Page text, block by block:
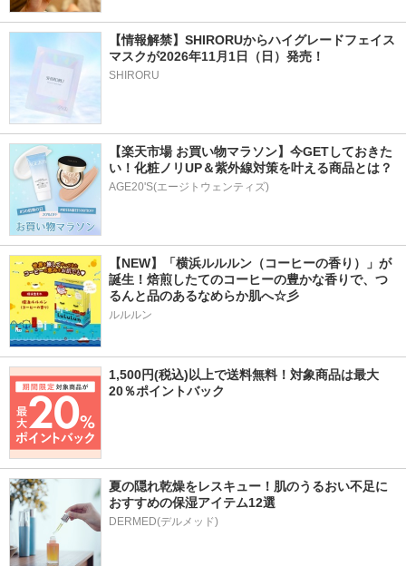
【情報解禁】SHIRORUからハイグレードフェイス
マスクが2026年11月1日（日）発売！
SHIRORU
【楽天市場 お買い物マラソン】今GETしておきた
い！化粧ノリUP＆紫外線対策を叶える商品とは？
AGE20'S(エージトウェンティズ)
【NEW】「横浜ルルルン（コーヒーの香り）」が
誕生！焙煎したてのコーヒーの豊かな香りで、つ
るんと品のあるなめらか肌へ☆彡
ルルルン
1,500円(税込)以上で送料無料！対象商品は最大
20％ポイントバック
夏の隠れ乾燥をレスキュー！肌のうるおい不足に
おすすめの保湿アイテム12選
DERMED(デルメッド)